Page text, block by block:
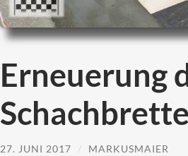
Erneuerung
27. JUNI 2017 MARKUSMAIER